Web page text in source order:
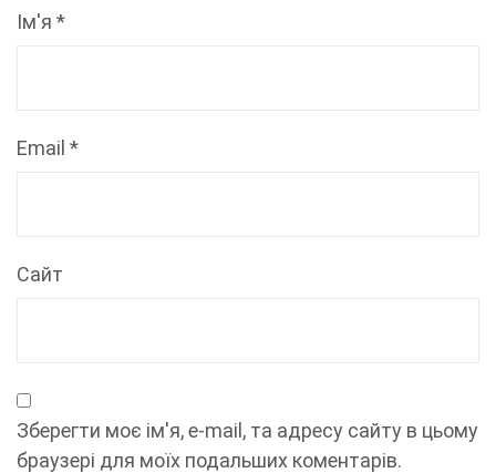
Ім'я *
Email *
Сайт
Зберегти моє ім'я, e-mail, та адресу сайту в цьому
браузері для моїх подальших коментарів.